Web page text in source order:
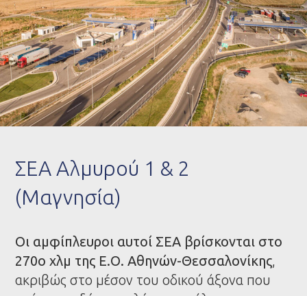
ΣΕΑ Αλμυρού 1 & 2
(Μαγνησία)
Οι αμφίπλευροι αυτοί ΣΕΑ βρίσκονται στο
270ο χλμ της Ε.Ο. Αθηνών-Θεσσαλονίκης,
ακριβώς στο μέσον του οδικού άξονα που